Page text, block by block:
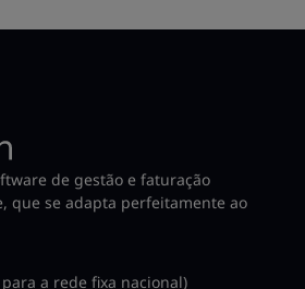
de gestão e faturação
que se adapta perfeitamente ao
a rede fixa nacional)